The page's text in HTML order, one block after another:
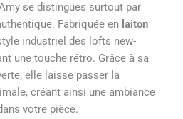
se distingues surtout par
Fabriquée en laiton
industriel des lofts new-
une touche rétro. Grâce à sa
elle laisse passer la
créant ainsi une ambiance
votre pièce.